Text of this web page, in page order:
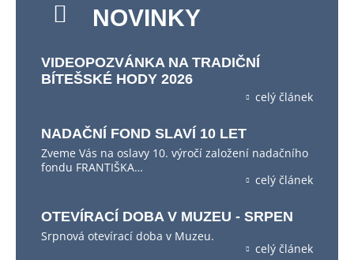
NOVINKY
VIDEOPOZVÁNKA NA TRADIČNÍ
BÍTEŠSKÉ HODY 2026
celý článek
NADAČNÍ FOND SLAVÍ 10 LET
Zveme Vás na oslavy 10. výročí založení nadačního
fondu FRANTIŠKA…
celý článek
OTEVÍRACÍ DOBA V MUZEU - SRPEN
Srpnová otevírací doba v Muzeu.
celý článek